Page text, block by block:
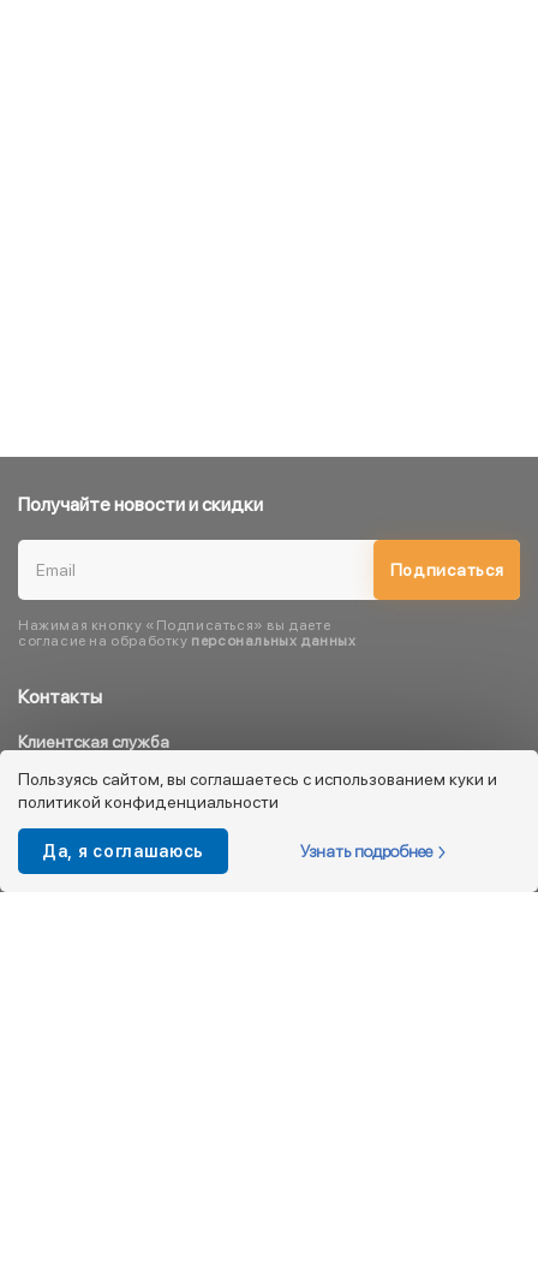
Контакты
Клиентская служба
8 800 333 08 45
info@kotofey.ru
Магазины в Москва (50)
Получайте новости и скидки
Подписаться
Нажимая кнопку «Подписаться» вы даете
согласие на обработку персональных данных
Пользуясь сайтом, вы соглашаетесь с использованием куки и
политикой конфиденциальности
Да, я соглашаюсь Узнать подробнее